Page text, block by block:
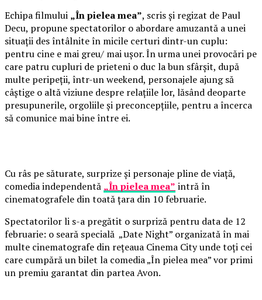
Echipa filmului „În pielea mea”, scris și regizat de Paul
Decu, propune spectatorilor o abordare amuzantă a unei
situații des întâlnite în micile certuri dintr-un cuplu:
pentru cine e mai greu/ mai ușor. În urma unei provocări pe
care patru cupluri de prieteni o duc la bun sfârșit, după
multe peripeții, într-un weekend, personajele ajung să
câștige o altă viziune despre relațiile lor, lăsând deoparte
presupunerile, orgoliile și preconcepțiile, pentru a încerca
să comunice mai bine între ei.
Cu râs pe săturate, surprize și personaje pline de viață,
comedia independentă „În pielea mea” intră în
cinematografele din toată țara din 10 februarie.
Spectatorilor li s-a pregătit o surpriză pentru data de 12
februarie: o seară specială „Date Night” organizată în mai
multe cinematografe din rețeaua Cinema City unde toți cei
care cumpără un bilet la comedia „În pielea mea” vor primi
un premiu garantat din partea Avon.